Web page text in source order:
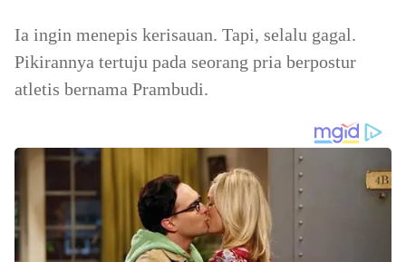
Ia ingin menepis kerisauan. Tapi, selalu gagal.
Pikirannya tertuju pada seorang pria berpostur
atletis bernama Prambudi.